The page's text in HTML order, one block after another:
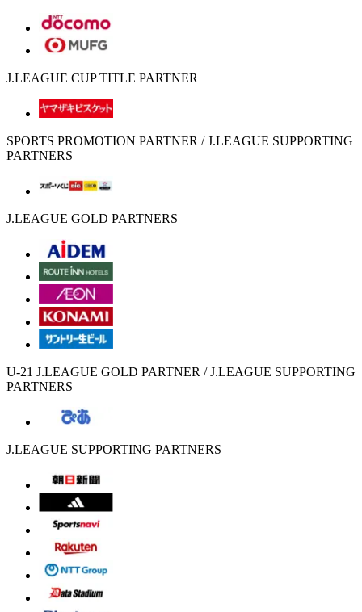
J.LEAGUE CUP TITLE PARTNER
SPORTS PROMOTION PARTNER / J.LEAGUE SUPPORTING
PARTNERS
J.LEAGUE GOLD PARTNERS
U-21 J.LEAGUE GOLD PARTNER / J.LEAGUE SUPPORTING
PARTNERS
J.LEAGUE SUPPORTING PARTNERS